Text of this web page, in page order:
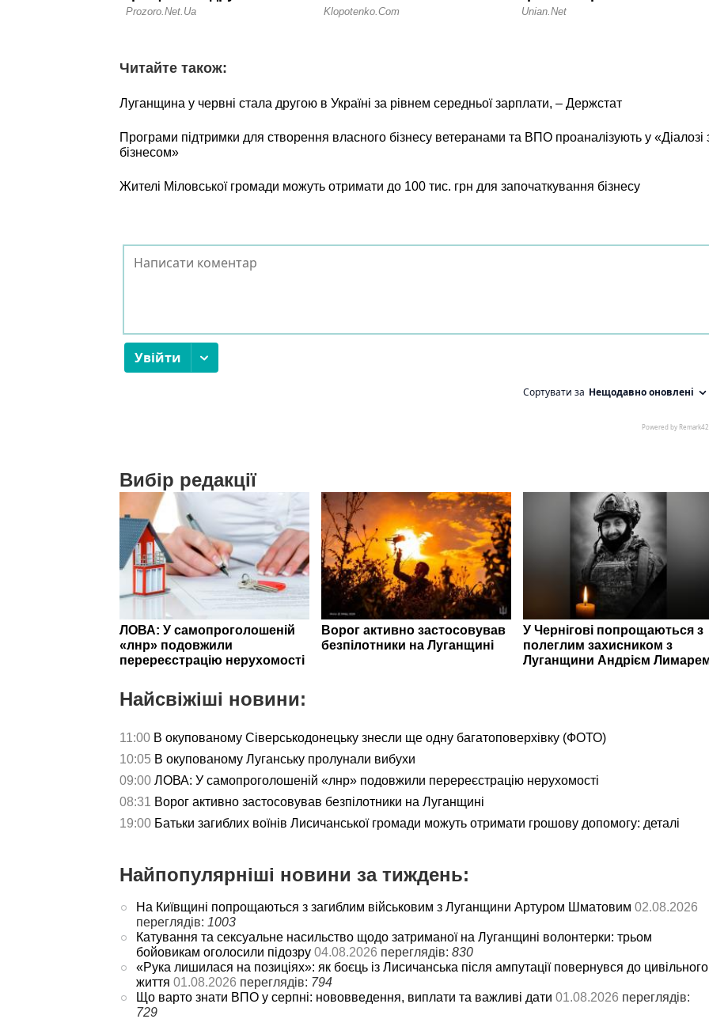
Читайте також:
Луганщина у червні стала другою в Україні за рівнем середньої зарплати, – Держстат
Програми підтримки для створення власного бізнесу ветеранами та ВПО проаналізують у «Діалозі
бізнесом»
Жителі Міловської громади можуть отримати до 100 тис. грн для започаткування бізнесу
Вибір редакції
ЛОВА: У самопроголошеній
«лнр» подовжили
перереєстрацію нерухомості
Ворог активно застосовував
безпілотники на Луганщині
У Чернігові попрощаються з
полеглим захисником з
Луганщини Андрієм
Найсвіжіші новини:
11:00 В окупованому Сіверськодонецьку знесли ще одну багатоповерхівку (ФОТО)
10:05 В окупованому Луганську пролунали вибухи
09:00 ЛОВА: У самопроголошеній «лнр» подовжили перереєстрацію нерухомості
08:31 Ворог активно застосовував безпілотники на Луганщині
19:00 Батьки загиблих воїнів Лисичанської громади можуть отримати грошову допомогу: деталі
Найпопулярніші новини за тиждень:
На Київщині попрощаються з загиблим військовим з Луганщини Артуром Шматовим 02.08.2026
переглядів: 1003
Катування та сексуальне насильство щодо затриманої на Луганщині волонтерки: трьом
бойовикам оголосили підозру 04.08.2026 переглядів: 830
«Рука лишилася на позиціях»: як боєць із Лисичанська після ампутації повернувся до цивільного
життя 01.08.2026 переглядів: 794
Що варто знати ВПО у серпні: нововведення, виплати та важливі дати 01.08.2026 переглядів:
729